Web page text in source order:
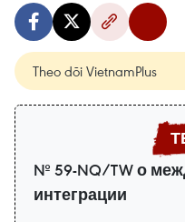
Theo dõi VietnamPlus
№ 59-NQ/TW о
интеграции